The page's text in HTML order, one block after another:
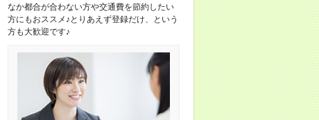
なか都合が合わない方や交通費を節約したい
方にもおススメ♪とりあえず登録だけ、という
方も大歓迎です♪